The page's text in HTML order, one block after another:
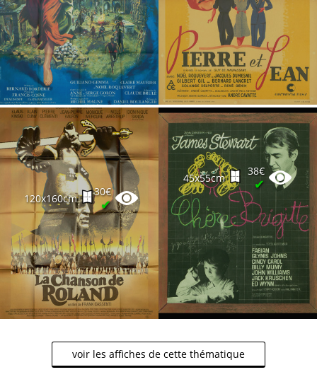
120x160cm
30€
✔
45x55cm
38€
✔
voir les affiches de cette thématique